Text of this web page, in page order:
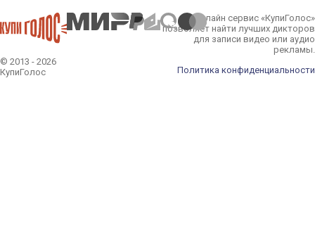
© 2013 - 2026
КупиГолос
Онлайн сервис «КупиГолос»
позволяет найти лучших дикторов
для записи видео или аудио
рекламы.
Политика конфиденциальности